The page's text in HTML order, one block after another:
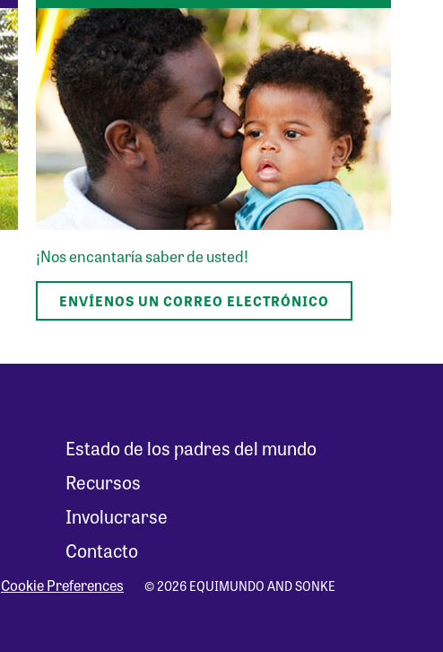
¡Nos encantaría saber de usted!
ENVÍENOS UN CORREO ELECTRÓNICO
Estado de los padres del mundo
Recursos
Involucrarse
Contacto
Cookie Preferences © 2026 EQUIMUNDO AND SONKE